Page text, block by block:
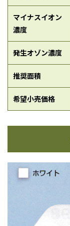
マイナスイオン
濃度
発生オゾン濃度
推奨面積
希望小売価格